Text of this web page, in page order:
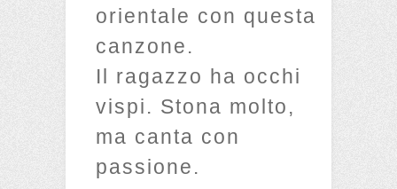
orientale con questa
canzone.
Il ragazzo ha occhi
vispi. Stona molto,
ma canta con
passione.